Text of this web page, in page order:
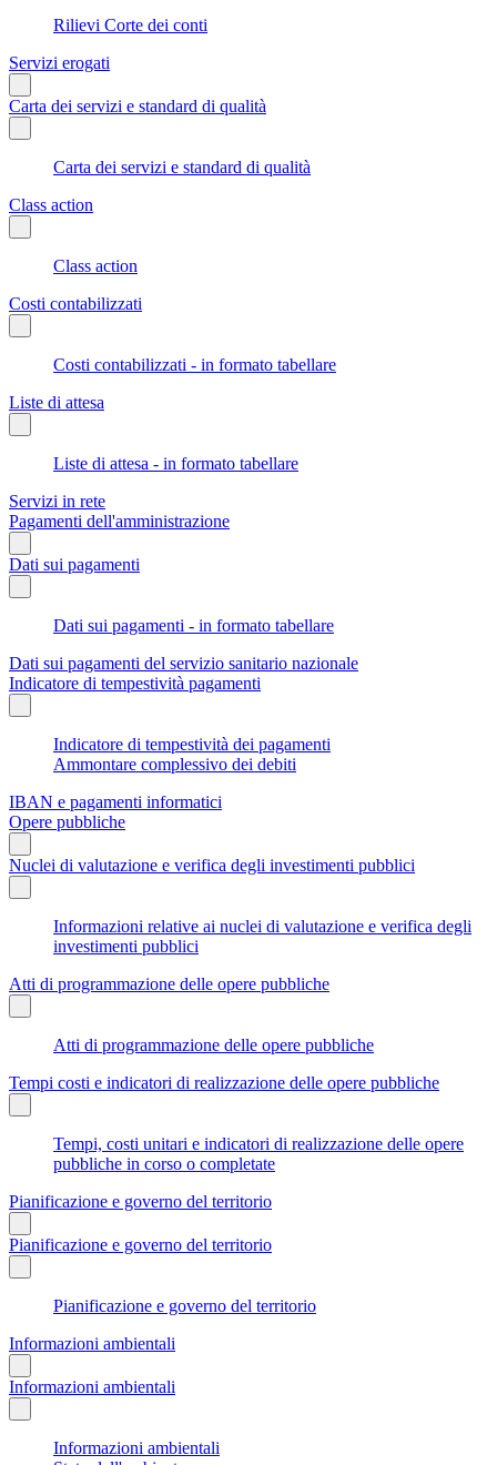
Rilievi Corte dei conti
Servizi erogati
Carta dei servizi e standard di qualità
Carta dei servizi e standard di qualità
Class action
Class action
Costi contabilizzati
Costi contabilizzati - in formato tabellare
Liste di attesa
Liste di attesa - in formato tabellare
Servizi in rete
Pagamenti dell'amministrazione
Dati sui pagamenti
Dati sui pagamenti - in formato tabellare
Dati sui pagamenti del servizio sanitario nazionale
Indicatore di tempestività pagamenti
Indicatore di tempestività dei pagamenti
Ammontare complessivo dei debiti
IBAN e pagamenti informatici
Opere pubbliche
Nuclei di valutazione e verifica degli investimenti pubblici
Informazioni relative ai nuclei di valutazione e verifica degli
investimenti pubblici
Atti di programmazione delle opere pubbliche
Atti di programmazione delle opere pubbliche
Tempi costi e indicatori di realizzazione delle opere pubbliche
Tempi, costi unitari e indicatori di realizzazione delle opere
pubbliche in corso o completate
Pianificazione e governo del territorio
Pianificazione e governo del territorio
Pianificazione e governo del territorio
Informazioni ambientali
Informazioni ambientali
Informazioni ambientali